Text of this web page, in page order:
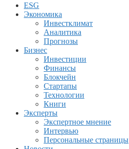
ESG
Экономика
Инвестклимат
Аналитика
Прогнозы
Бизнес
Инвестиции
Финансы
Блокчейн
Стартапы
Технологии
Книги
Эксперты
Экспертное мнение
Интервью
Персональные страницы